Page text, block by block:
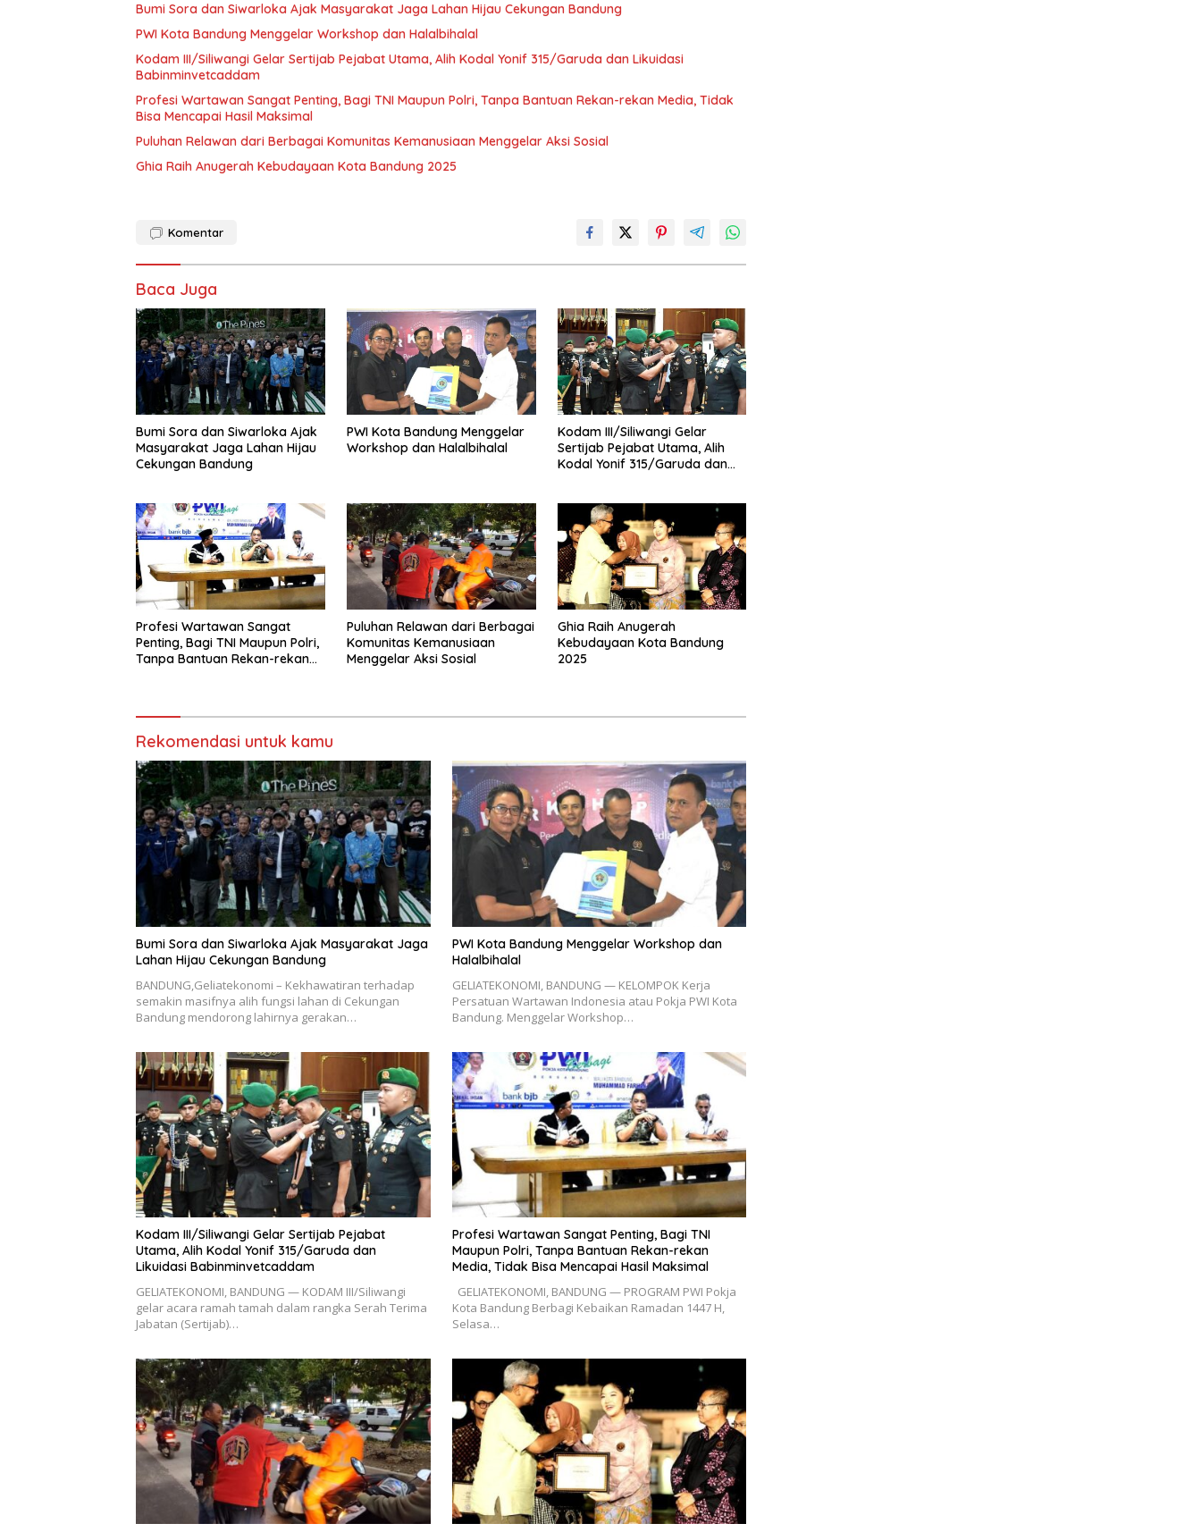
Bumi Sora dan Siwarloka Ajak Masyarakat Jaga Lahan Hijau Cekungan Bandung
PWI Kota Bandung Menggelar Workshop dan Halalbihalal
Kodam III/Siliwangi Gelar Sertijab Pejabat Utama, Alih Kodal Yonif 315/Garuda dan Likuidasi
Babinminvetcaddam
Profesi Wartawan Sangat Penting, Bagi TNI Maupun Polri, Tanpa Bantuan Rekan-rekan Media, Tidak
Bisa Mencapai Hasil Maksimal
Puluhan Relawan dari Berbagai Komunitas Kemanusiaan Menggelar Aksi Sosial
Ghia Raih Anugerah Kebudayaan Kota Bandung 2025
Komentar
Baca Juga
Bumi Sora dan Siwarloka Ajak
Masyarakat Jaga Lahan Hijau
Cekungan Bandung
PWI Kota Bandung Menggelar
Workshop dan Halalbihalal
Kodam III/Siliwangi Gelar
Sertijab Pejabat Utama, Alih
Kodal Yonif 315/Garuda dan
Profesi Wartawan Sangat
Penting, Bagi TNI Maupun Polri,
Tanpa Bantuan Rekan-rekan
Puluhan Relawan dari Berbagai
Komunitas Kemanusiaan
Menggelar Aksi Sosial
Ghia Raih Anugerah
Kebudayaan Kota Bandung
2025
Rekomendasi untuk kamu
Bumi Sora dan Siwarloka Ajak Masyarakat Jaga
Lahan Hijau Cekungan Bandung
BANDUNG,Geliatekonomi – Kekhawatiran terhadap
semakin masifnya alih fungsi lahan di Cekungan
Bandung mendorong lahirnya gerakan…
PWI Kota Bandung Menggelar Workshop dan
Halalbihalal
GELIATEKONOMI, BANDUNG — KELOMPOK Kerja
Persatuan Wartawan Indonesia atau Pokja PWI Kota
Bandung. Menggelar Workshop…
Kodam III/Siliwangi Gelar Sertijab Pejabat
Utama, Alih Kodal Yonif 315/Garuda dan
Likuidasi Babinminvetcaddam
GELIATEKONOMI, BANDUNG — KODAM III/Siliwangi
gelar acara ramah tamah dalam rangka Serah Terima
Jabatan (Sertijab)…
Profesi Wartawan Sangat Penting, Bagi TNI
Maupun Polri, Tanpa Bantuan Rekan-rekan
Media, Tidak Bisa Mencapai Hasil Maksimal
GELIATEKONOMI, BANDUNG — PROGRAM PWI Pokja
Kota Bandung Berbagi Kebaikan Ramadan 1447 H,
Selasa…